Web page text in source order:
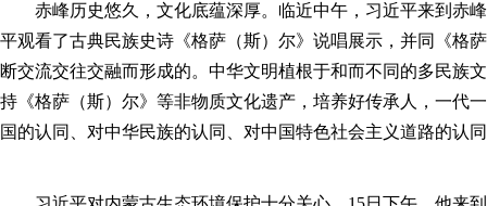
赤峰历史悠久，文化底蕴深厚。临近中午，习近平来到赤峰
平观看了古典民族史诗《格萨（斯）尔》说唱展示，并同《格
断交流交往交融而形成的。中华文明植根于和而不同的多民族
持《格萨（斯）尔》等非物质文化遗产，培养好传承人，一代
国的认同、对中华民族的认同、对中国特色社会主义道路的认